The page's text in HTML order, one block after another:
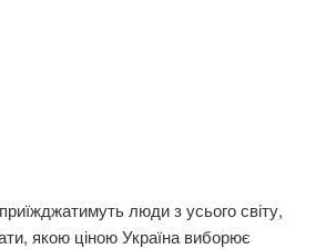
люди з усього світу,
якою ціною Україна виборює